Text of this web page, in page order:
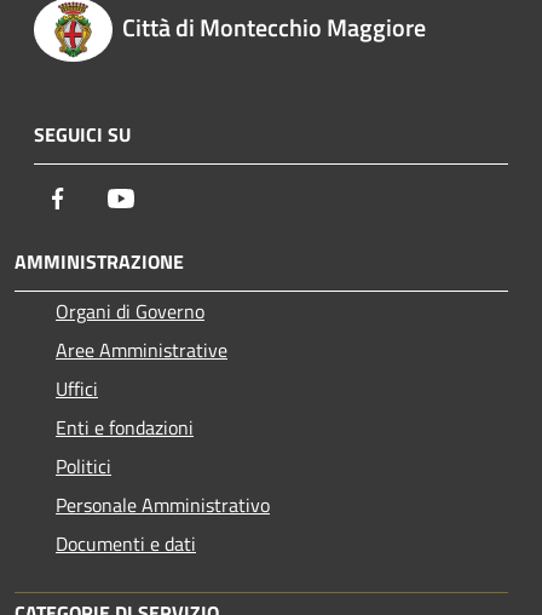
Città di Montecchio Maggiore
SEGUICI SU
Facebook
AMMINISTRAZIONE
Organi di Governo
Aree Amministrative
Uffici
Enti e fondazioni
Politici
Personale Amministrativo
Documenti e dati